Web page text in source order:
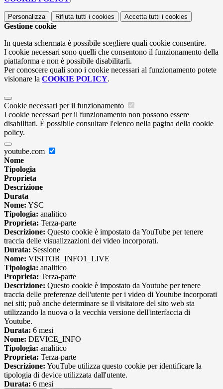
Personalizza Rifiuta tutti i cookies Accetta tutti i cookies
Gestione cookie
In questa schermata è possibile scegliere quali cookie consentire.
I cookie necessari sono quelli che consentono il funzionamento della
piattaforma e non è possibile disabilitarli.
Per conoscere quali sono i cookie necessari al funzionamento potete
visionare la COOKIE POLICY.
Cookie necessari per il funzionamento
I cookie necessari per il funzionamento non possono essere
disabilitati. È possibile consultare l'elenco nella pagina della cookie
policy.
youtube.com
Nome
Tipologia
Proprieta
Descrizione
Durata
Nome: YSC
Tipologia: analitico
Proprieta: Terza-parte
Descrizione: Questo cookie è impostato da YouTube per tenere
traccia delle visualizzazioni dei video incorporati.
Durata: Sessione
Nome: VISITOR_INFO1_LIVE
Tipologia: analitico
Proprieta: Terza-parte
Descrizione: Questo cookie è impostato da Youtube per tenere
traccia delle preferenze dell'utente per i video di Youtube incorporati
nei siti; può anche determinare se il visitatore del sito web sta
utilizzando la nuova o la vecchia versione dell'interfaccia di
Youtube.
Durata: 6 mesi
Nome: DEVICE_INFO
Tipologia: analitico
Proprieta: Terza-parte
Descrizione: YouTube utilizza questo cookie per identificare la
tipologia di device utilizzata dall'utente.
Durata: 6 mesi